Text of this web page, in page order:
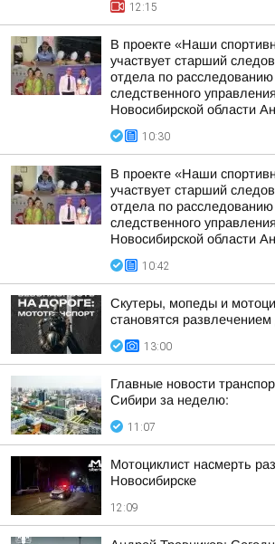
12:15
В проекте «Наши
участвует старший
отдела по
следственного
Новосибирской области
10:30
В проекте «Наши
участвует старший
отдела по
следственного
Новосибирской области
10:42
Скутеры, мопеды и
становятся
13:00
Главные новости
Сибири за неделю:
11:07
Мотоциклист насмерть
Новосибирске
12:09